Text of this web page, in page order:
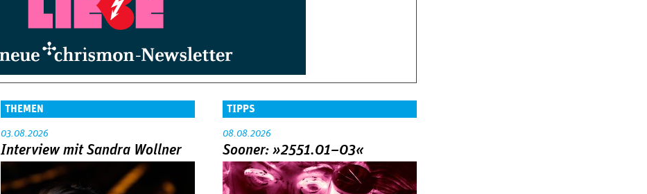
THEMEN
03.08.2026
Interview mit Sandra Wollner
TIPPS
08.08.2026
Sooner: »2551.01–03«